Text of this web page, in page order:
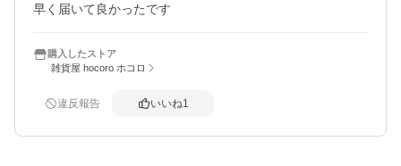
早く届いて良かったです
購入したストア
雑貨屋 hocoro ホコロ
違反報告 いいね1